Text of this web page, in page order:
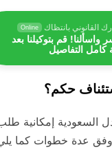
القانوني بانتظاك Online
واسألنا! قم بتوكيلنا بعد
كامل التفاصيل
حكم؟
السعودية إمكانية
عدة خطوات كما